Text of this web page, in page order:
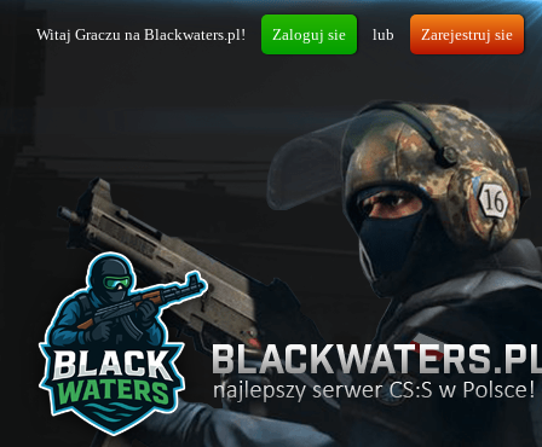
Witaj Graczu na Blackwaters.pl! Zaloguj sie lub Zarejestruj sie